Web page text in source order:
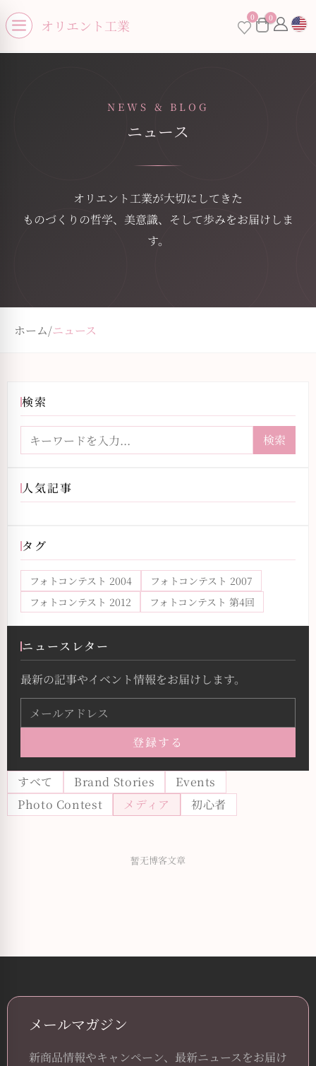
Open menu
オリエント工業 0 0×
お買い物カゴに商品がありません。
menu
NEWS & BLOG
ニュース
オリエント工業が大切にしてきた
ものづくりの哲学、美意識、そして歩みをお届けしま
す。
ホーム/ニュース
すべて Brand Stories
Events
Photo Contest
メディア 初心者
暂无博客文章
検索
検索
人気記事
タグ
フォトコンテスト 2004
フォトコンテスト 2007
フォトコンテスト 2012
フォトコンテスト 第4回
ニュースレター
最新の記事やイベント情報をお届けします。
登録する
メールマガジン
新商品情報やキャンペーン、最新ニュースをお届け